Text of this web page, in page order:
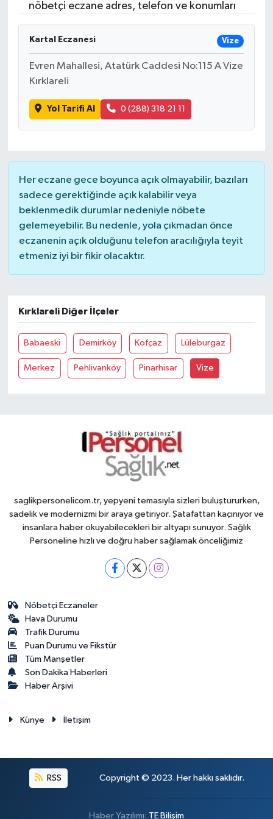
nöbetçi eczane adres, telefon ve konumları
Kartal Eczanesi Vize
Evren Mahallesi, Atatürk Caddesi No:115 A Vize
Kırklareli
Yol Tarifi Al 0 (288) 318 21 11
Her eczane gece boyunca açık olmayabilir, bazıları
sadece gerektiğinde açık kalabilir veya
beklenmedik durumlar nedeniyle nöbete
gelemeyebilir. Bu nedenle, yola çıkmadan önce
eczanenin açık olduğunu telefon aracılığıyla teyit
etmeniz iyi bir fikir olacaktır.
Kırklareli Diğer İlçeler
Babaeski Demirköy Kofçaz Lüleburgaz
Merkez Pehlivanköy Pinarhisar Vize
saglikpersonelicom.tr, yepyeni temasıyla sizleri buluştururken,
sadelik ve modernizmi bir araya getiriyor. Şatafattan kaçınıyor ve
insanlara haber okuyabilecekleri bir altyapı sunuyor. Sağlık
Personeline hızlı ve doğru haber sağlamak önceliğimiz
Nöbetçi Eczaneler
Hava Durumu
Trafik Durumu
Puan Durumu ve Fikstür
Tüm Manşetler
Son Dakika Haberleri
Haber Arşivi
Künye İletişim
RSS Copyright © 2023. Her hakkı saklıdır.
Haber Yazılımı: TE Bilişim